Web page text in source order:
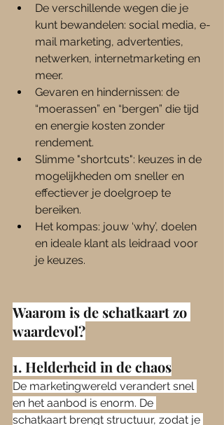
De verschillende wegen die je
kunt bewandelen: social media, e-
mail marketing, advertenties,
netwerken, internetmarketing en
meer.
Gevaren en hindernissen: de
“moerassen” en “bergen” die tijd
en energie kosten zonder
rendement.
Slimme "shortcuts": keuzes in de
mogelijkheden om sneller en
effectiever je doelgroep te
bereiken.
Het kompas: jouw ‘why’, doelen
en ideale klant als leidraad voor
je keuzes.
Waarom is de schatkaart zo
waardevol?
1. Helderheid in de chaos
De marketingwereld verandert snel
en het aanbod is enorm. De
schatkaart brengt structuur, zodat je